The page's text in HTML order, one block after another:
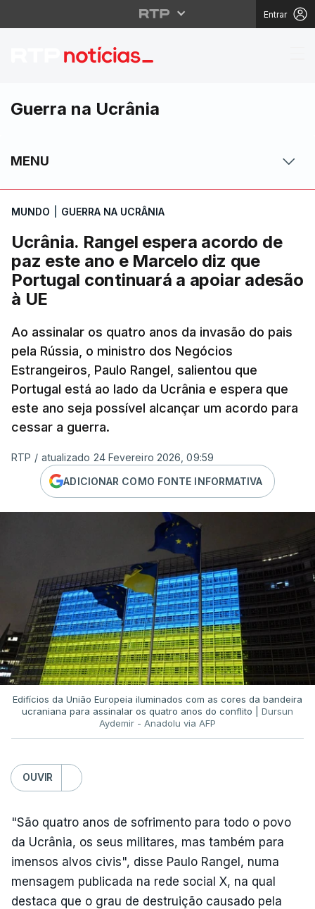
Entrar
Ucrânia. Rangel
Guerra na Ucrânia
MENU
MUNDO GUERRA NA UCRÂNIA
Ucrânia. Rangel espera acordo de
paz este ano e Marcelo diz que
Portugal continuará a apoiar adesão
à UE
Ao assinalar os quatro anos da invasão do pais
pela Rússia, o ministro dos Negócios
Estrangeiros, Paulo Rangel, salientou que
Portugal está ao lado da Ucrânia e espera que
este ano seja possível alcançar um acordo para
cessar a guerra.
RTP / atualizado 24 Fevereiro 2026, 09:59
ADICIONAR COMO FONTE INFORMATIVA
Edifícios da União Europeia iluminados com as cores da bandeira
ucraniana para assinalar os quatro anos do conflito | Dursun
Aydemir - Anadolu via AFP
OUVIR
"São quatro anos de sofrimento para todo o povo
da Ucrânia, os seus militares, mas também para
imensos alvos civis", disse Paulo Rangel, numa
mensagem publicada na rede social X, na qual
destaca que o grau de destruição causado pela